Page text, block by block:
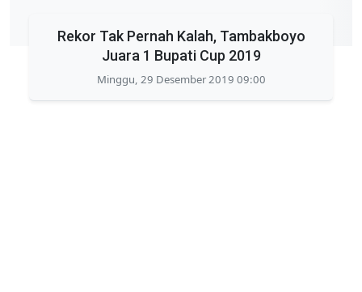
Rekor Tak Pernah Kalah, Tambakboyo
Juara 1 Bupati Cup 2019
Minggu, 29 Desember 2019 09:00